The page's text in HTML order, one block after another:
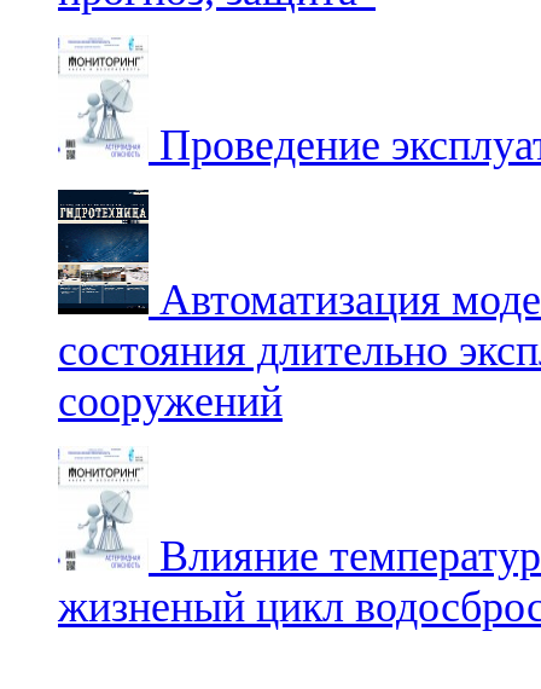
Проведение
Автоматизация
состояния длительно
сооружений
Влияние
жизненый цикл